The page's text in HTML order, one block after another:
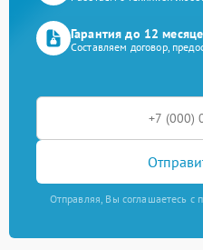
Гарантия до 12
Составляем договор,
Отправляя, Вы соглашаетесь с